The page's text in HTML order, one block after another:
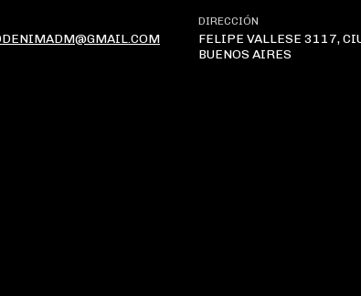
DIRECCIÓN
FELIPE VALLESE 3117,
BUENOS AIRES